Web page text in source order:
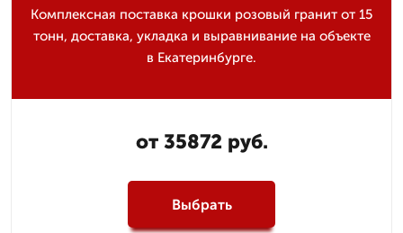
Комплексная поставка крошки розовый гранит от 15
тонн, доставка, укладка и выравнивание на объекте
в Екатеринбурге.
от 35872 руб.
Выбрать